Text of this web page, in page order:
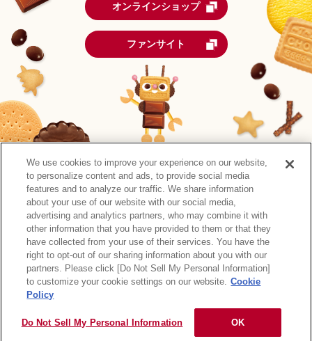
オンラインショップ
ファンサイト
森永製菓公式アカウント一覧
サイトマップ RSSの配信について
プライバシーポリシー
ウェブアクセシビリティ
ご利用規約 リンク
Copyright © MORINAGA & CO., LTD. All rights reserved.
We use cookies to improve your experience on our website,
to personalize content and ads, to provide social media
features and to analyze our traffic. We share information
about your use of our website with our social media,
advertising and analytics partners, who may combine it with
other information that you have provided to them or that they
have collected from your use of their services. You have the
right to opt-out of our sharing information about you with our
partners. Please click [Do Not Sell My Personal Information]
to customize your cookie settings on our website. Cookie
Policy
Do Not Sell My Personal Information OK